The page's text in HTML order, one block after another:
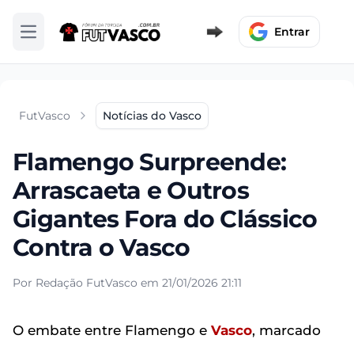
Abrir menu Entrar
FutVasco Notícias do Vasco
Flamengo Surpreende:
Arrascaeta e Outros
Gigantes Fora do Clássico
Contra o Vasco
Por Redação FutVasco em 21/01/2026 21:11
O embate entre Flamengo e Vasco, marcado